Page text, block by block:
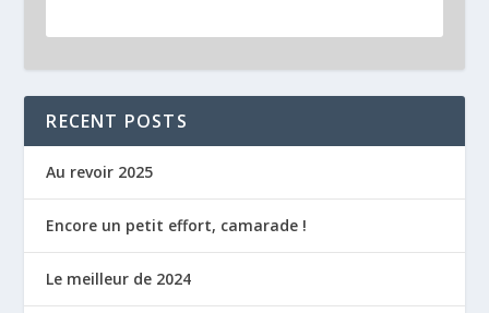
RECENT POSTS
Au revoir 2025
Encore un petit effort, camarade !
Le meilleur de 2024